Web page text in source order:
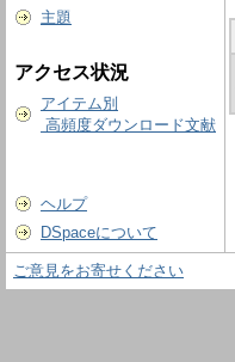
主題
アクセス状況
アイテム別
高頻度ダウンロード文献
ヘルプ
DSpaceについて
ご意見をお寄せください